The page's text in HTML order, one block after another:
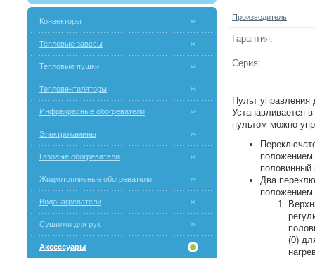
Конвекторы
Тепловые завесы
Тепловые пушки
Тепловентиляторы
Инфракрасные обогреватели
Электрокамины
Газовые обогреватели
Жидкотопливные обогреватели
Водонагреватели
Сушилки для рук
Аксессуары
Производитель:
Гарантия:
Серия:
Пульт
Устанавливается
пультом можно
половинный
Два
положением.
(0)